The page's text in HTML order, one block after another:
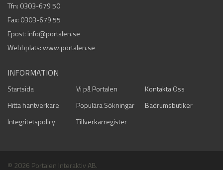
Tfn: 0303-679 50
Fax: 0303-679 55
Epost: info@portalen.se
Webbplats: www.portalen.se
INFORMATION
Startsida Vi på Portalen
Kontakta Oss
Hitta hantverkare
Populära Sökningar
Badrumsbutiker
Integritetspolicy
Tillverkarregister
© 2026 Portalen Interaktiv AB.